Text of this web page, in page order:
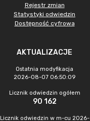
Rejestr zmian
Statystyki odwiedzin
Dostępność cyfrowa
AKTUALIZACJE
Ostatnia modyfikacja
2026-08-07 06:50:09
Licznik odwiedzin ogółem
90 162
Licznik odwiedzin w m-cu 2026-